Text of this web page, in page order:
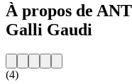
À propos de
Galli Gaudi
(4)